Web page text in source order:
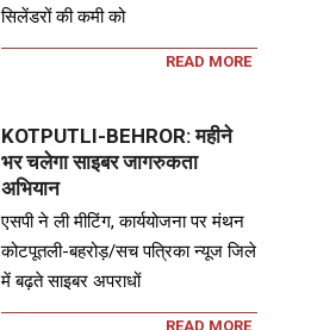
सिलेंडरों की कमी को
READ MORE
KOTPUTLI-BEHROR: महीने
भर चलेगा साइबर जागरुकता
अभियान
एसपी ने ली मीटिंग, कार्ययोजना पर मंथन
कोटपूतली-बहरोड़/सच पत्रिका न्यूज जिले
में बढ़ते साइबर अपराधों
READ MORE